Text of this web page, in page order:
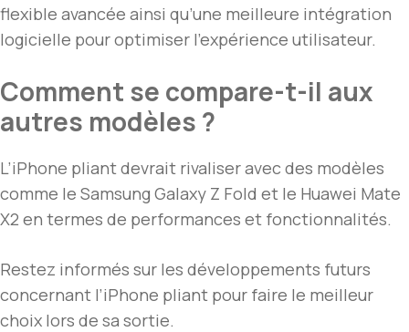
flexible avancée ainsi qu’une meilleure intégration
logicielle pour optimiser l’expérience utilisateur.
Comment se compare-t-il aux
autres modèles ?
L’iPhone pliant devrait rivaliser avec des modèles
comme le Samsung Galaxy Z Fold et le Huawei Mate
X2 en termes de performances et fonctionnalités.
Restez informés sur les développements futurs
concernant l’iPhone pliant pour faire le meilleur
choix lors de sa sortie.